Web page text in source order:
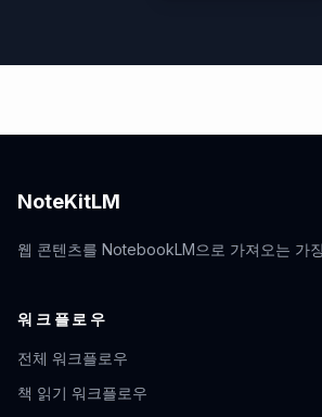
NoteKitLM
웹 콘텐츠를 NotebookLM으로 가져오는 가
워크플로우
전체 워크플로우
책 읽기 워크플로우